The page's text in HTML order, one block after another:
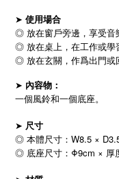
➤ 使用場合
◎ 放在窗戶旁邊，享受音
◎ 放在桌上，在工作或學
◎ 放在玄關，作爲出門或
➤ 內容物：
一個風鈴和一個底座。
➤ 尺寸
◎ 本體尺寸：W8.5 ×
◎ 底座尺寸：Φ9cm × 厚